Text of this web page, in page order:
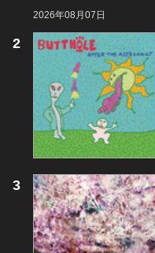
2026年08月07日